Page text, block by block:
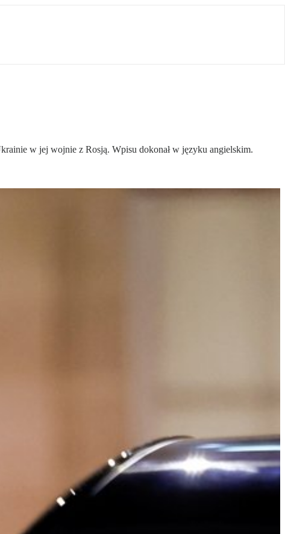
w jej wojnie z Rosją. Wpisu dokonał w języku angielskim.